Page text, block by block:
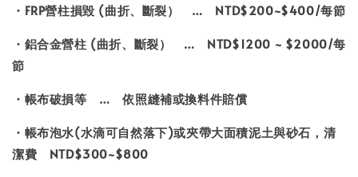
・FRP營柱損毀 (曲折、斷裂） … NTD$200~$400/每節
・鋁合金營柱 (曲折、斷裂） … NTD$1200 ~ $2000/每
節
・帳布破損等 … 依照縫補或換料件賠償
・帳布泡水(水滴可自然落下)或夾帶大面積泥土與砂石，清
潔費 NTD$300~$800